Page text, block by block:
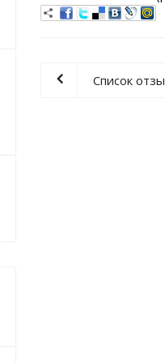
Список